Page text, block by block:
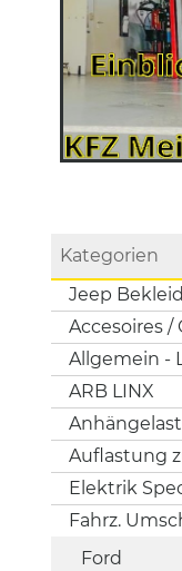
Kategorien
Jeep
Accesoires /
Allgemein -
ARB LINX
Auflastung
Elektrik
Fahrz.
Ford